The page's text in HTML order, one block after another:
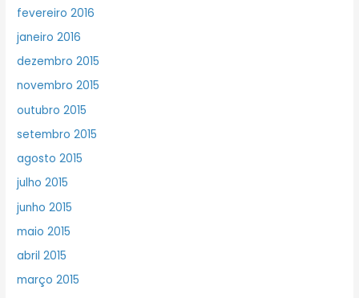
fevereiro 2016
janeiro 2016
dezembro 2015
novembro 2015
outubro 2015
setembro 2015
agosto 2015
julho 2015
junho 2015
maio 2015
abril 2015
março 2015